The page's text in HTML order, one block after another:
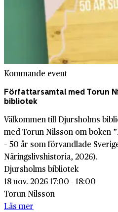
Kommande event
Författarsamtal med Torun
bibliotek
Välkommen till Djursholms
med Torun Nilsson om boken
– 50 år som förvandlade
Näringslivshistoria, 2026).
Djursholms bibliotek
18 nov. 2026 17:00 - 18:00
Torun Nilsson
Läs mer